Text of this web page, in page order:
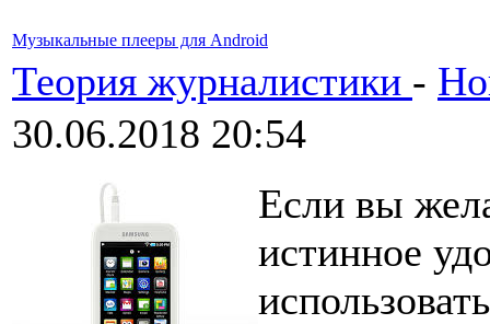
Музыкальные плееры для Android
Теория журналистики -
30.06.2018 20:54
Если вы
истинное